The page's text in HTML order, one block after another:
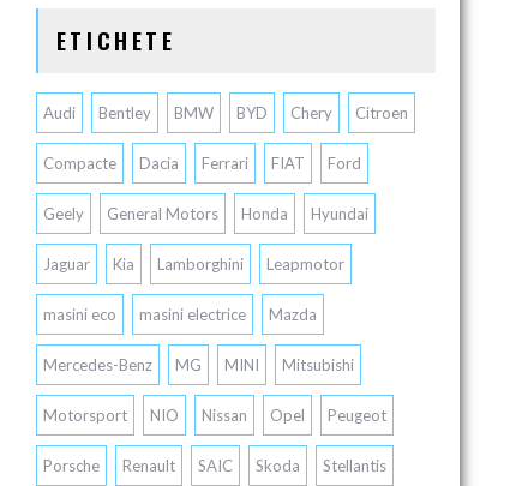
ETICHETE
Audi Bentley BMW BYD Chery Citroen
Compacte Dacia Ferrari FIAT Ford
Geely General Motors Honda Hyundai
Jaguar Kia Lamborghini Leapmotor
masini eco masini electrice Mazda
Mercedes-Benz MG MINI Mitsubishi
Motorsport NIO Nissan Opel Peugeot
Porsche Renault SAIC Skoda Stellantis